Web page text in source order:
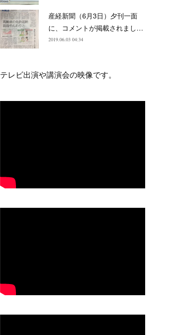
産経新聞（6月3日）夕刊一面
に、コメントが掲載されまし…
2019.06.03 04:34
テレビ出演や講演会の映像です。